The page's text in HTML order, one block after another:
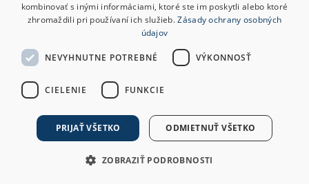
kombinovať s inými informáciami, ktoré ste im poskytli alebo ktoré
zhromaždili pri používaní ich služieb.Zásady ochrany osobných
údajov
NEVYHNUTNE POTREBNÉ VÝKONNOSŤ
CIELENIE FUNKCIE
PRIJAŤ VŠETKO ODMIETNUŤ VŠETKO
ZOBRAZIŤ PODROBNOSTI